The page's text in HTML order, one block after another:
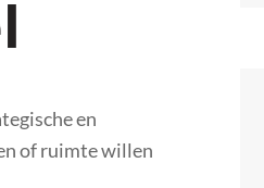
en
of ruimte willen